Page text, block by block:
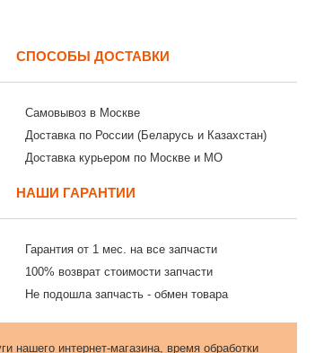
СПОСОБЫ ДОСТАВКИ
Самовывоз в Москве
Доставка по России (Беларусь и Казахстан)
Доставка курьером по Москве и МО
НАШИ ГАРАНТИИ
Гарантия от 1 мес. на все запчасти
100% возврат стоимости запчасти
Не подошла запчасть - обмен товара
нашего интернет-магазина, время обработки